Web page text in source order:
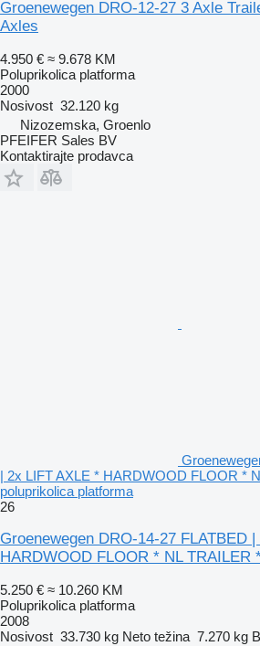
Groenewegen DRO-12-27 3 Axle
Axles
4.950 € ≈ 9.678 KM
Poluprikolica platforma
2000
Nosivost 32.120 kg
Nizozemska, Groenlo
PFEIFER Sales BV
Kontaktirajte prodavca
| 2x LIFT AXLE * HARDWOOD FLOOR *
poluprikolica platforma
26
Groenewegen DRO-14-27 FLATBED
HARDWOOD FLOOR * NL TRAILER
5.250 € ≈ 10.260 KM
Poluprikolica platforma
2008
Nosivost 33.730 kg Neto težina 7.270 kg